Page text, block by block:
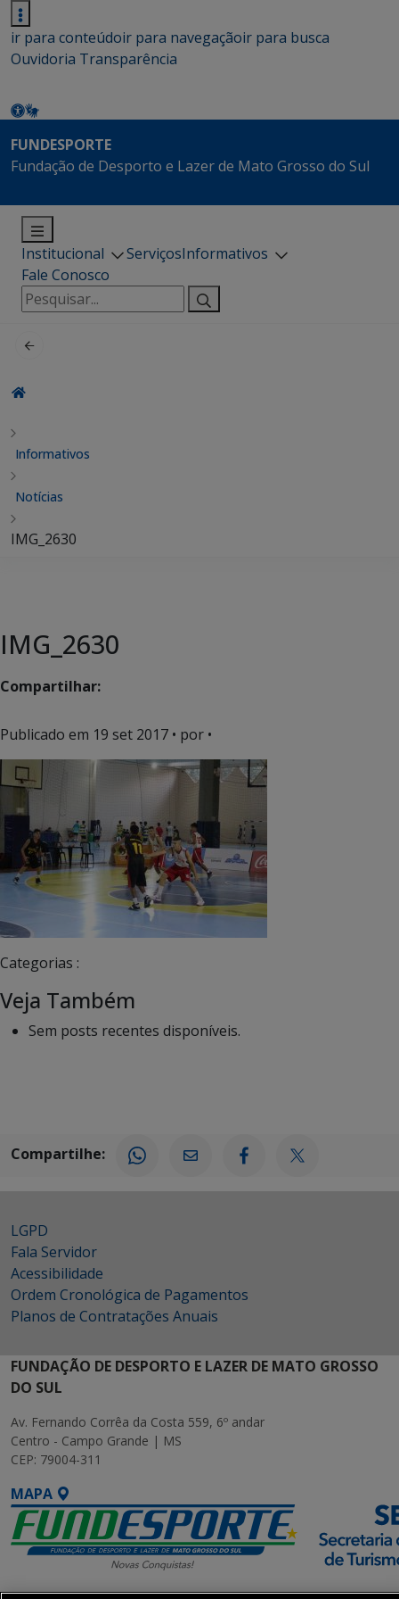
ir para conteúdoir para navegaçãoir para busca
Ouvidoria Transparência
FUNDESPORTE
Fundação de Desporto e Lazer de Mato Grosso do Sul
Institucional ServiçosInformativos
Fale Conosco
Pesquisar
por:
Informativos
Notícias
IMG_2630
IMG_2630
Compartilhar:
Publicado em 19 set 2017 • por •
Categorias :
Veja Também
Sem posts recentes disponíveis.
Compartilhe:
LGPD
Fala Servidor
Acessibilidade
Ordem Cronológica de Pagamentos
Planos de Contratações Anuais
FUNDAÇÃO DE DESPORTO E LAZER DE MATO GROSSO
DO SUL
Av. Fernando Corrêa da Costa 559, 6º andar
Centro - Campo Grande | MS
CEP: 79004-311
MAPA